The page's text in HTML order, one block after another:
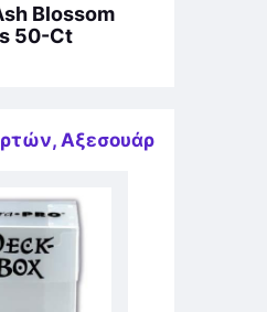
Blossom
50-Ct
, Αξεσουάρ